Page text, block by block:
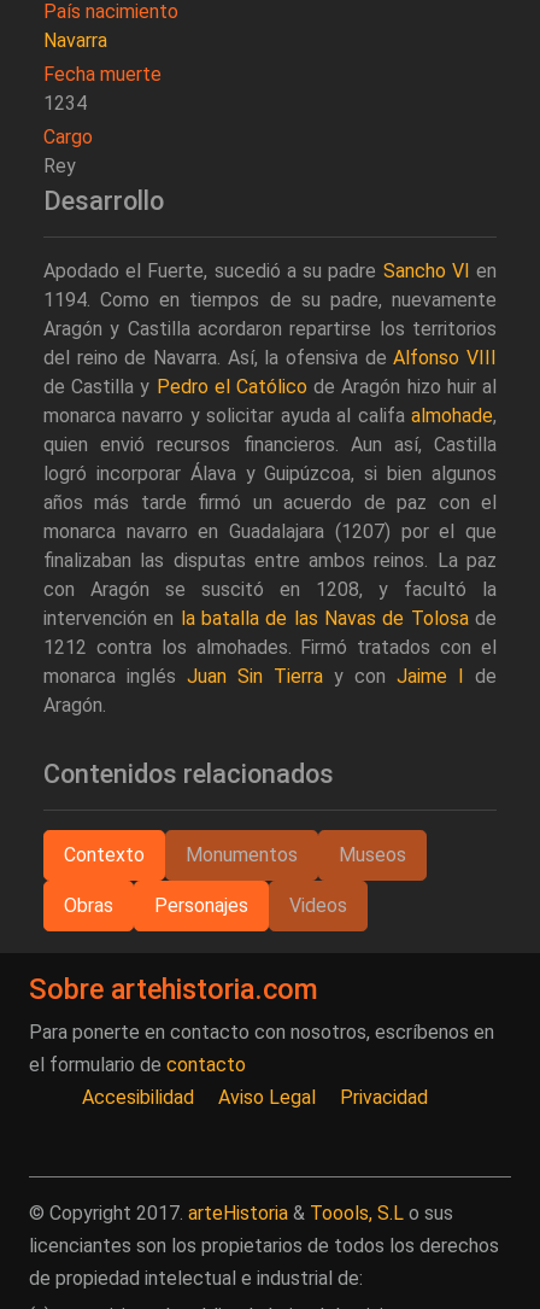
País nacimiento
Navarra
Fecha muerte
1234
Cargo
Rey
Desarrollo
Apodado el Fuerte, sucedió a su padre Sancho VI en
1194. Como en tiempos de su padre, nuevamente
Aragón y Castilla acordaron repartirse los territorios
del reino de Navarra. Así, la ofensiva deAlfonso VIII
de Castilla y Pedro el Católico de Aragón hizo huir al
monarca navarro y solicitar ayuda al califa almohade,
quien envió recursos financieros. Aun así, Castilla
logró incorporar Álava y Guipúzcoa, si bien algunos
años más tarde firmó un acuerdo de paz con el
monarca navarro en Guadalajara (1207) por el que
finalizaban las disputas entre ambos reinos. La paz
con Aragón se suscitó en 1208, y facultó la
intervención en la batalla de las Navas de Tolosade
1212 contra los almohades. Firmó tratados con el
monarca inglés Juan Sin Tierra y con Jaime I de
Aragón.
Contenidos relacionados
Contexto Monumentos Museos
Obras Personajes Videos
Sobre artehistoria.com
Para ponerte en contacto con nosotros, escríbenos en
el formulario de contacto
Accesibilidad
Aviso Legal Privacidad
© Copyright 2017. arteHistoria & Toools, S.L o sus
licenciantes son los propietarios de todos los derechos
de propiedad intelectual e industrial de: